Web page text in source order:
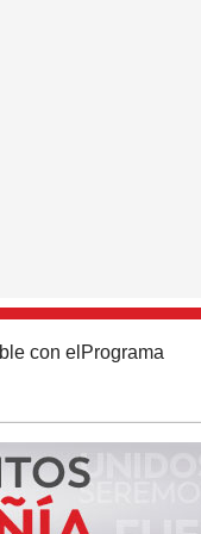
con el Programa